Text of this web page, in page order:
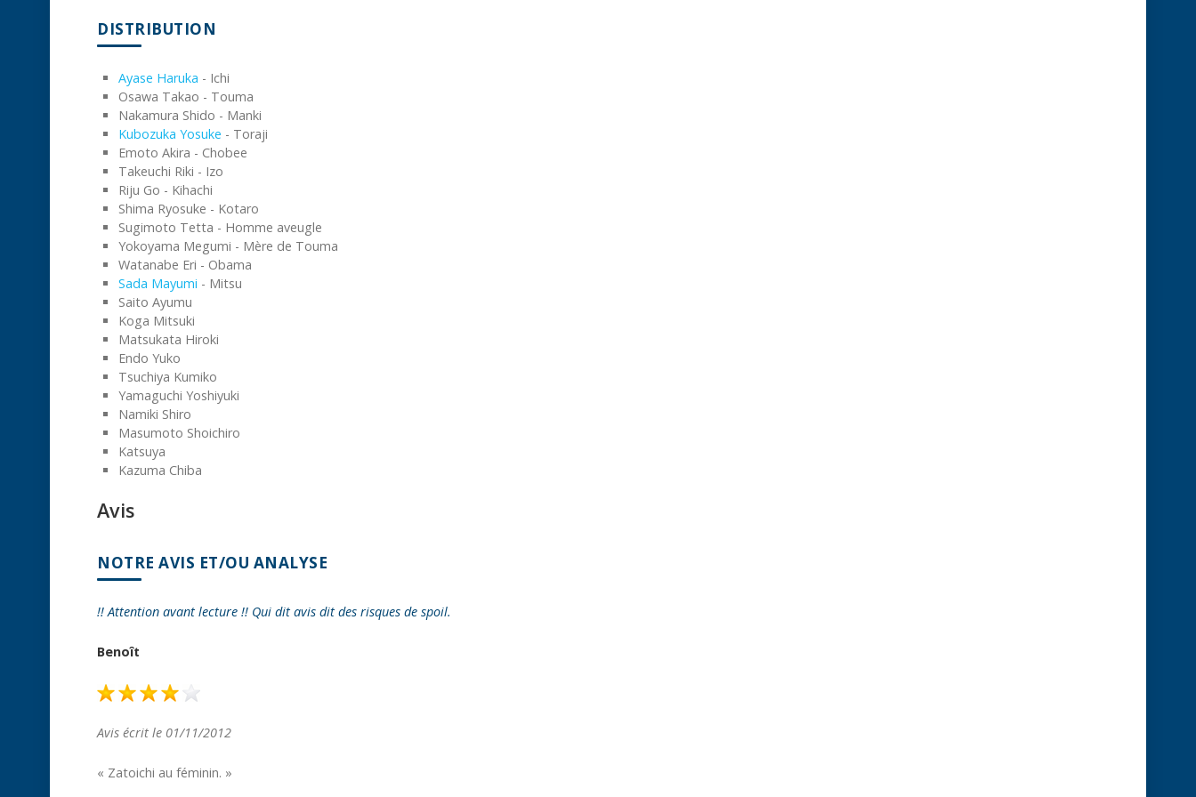
DISTRIBUTION
Ayase Haruka - Ichi
Osawa Takao - Touma
Nakamura Shido - Manki
Kubozuka Yosuke - Toraji
Emoto Akira - Chobee
Takeuchi Riki - Izo
Riju Go - Kihachi
Shima Ryosuke - Kotaro
Sugimoto Tetta - Homme aveugle
Yokoyama Megumi - Mère de Touma
Watanabe Eri - Obama
Sada Mayumi - Mitsu
Saito Ayumu
Koga Mitsuki
Matsukata Hiroki
Endo Yuko
Tsuchiya Kumiko
Yamaguchi Yoshiyuki
Namiki Shiro
Masumoto Shoichiro
Katsuya
Kazuma Chiba
Avis
NOTRE AVIS ET/OU ANALYSE
!! Attention avant lecture !! Qui dit avis dit des risques de spoil.
Benoît
Avis écrit le 01/11/2012
« Zatoichi au féminin. »